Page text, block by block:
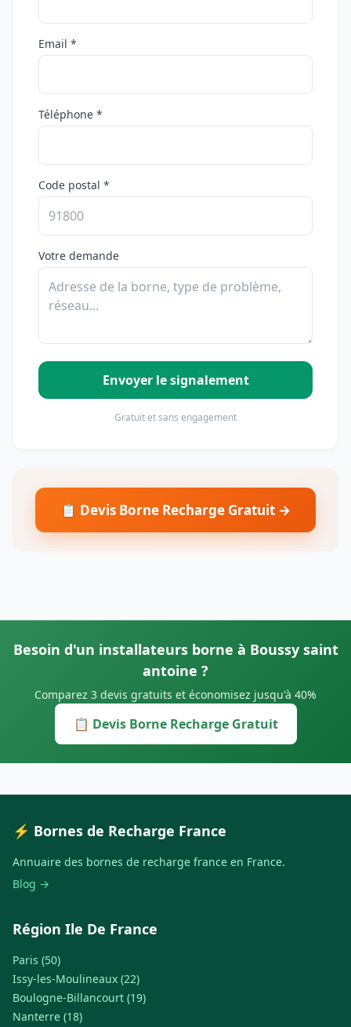
Email *
Téléphone *
Code postal *
Votre demande
Envoyer le signalement
Gratuit et sans engagement
📋 Devis Borne Recharge Gratuit →
Besoin d'un installateurs borne à Boussy saint
antoine ?
Comparez 3 devis gratuits et économisez jusqu'à 40%
📋 Devis Borne Recharge Gratuit
⚡ Bornes de Recharge France
Annuaire des bornes de recharge france en France.
Blog →
Région Ile De France
Paris (50)
Issy-les-Moulineaux (22)
Boulogne-Billancourt (19)
Nanterre (18)